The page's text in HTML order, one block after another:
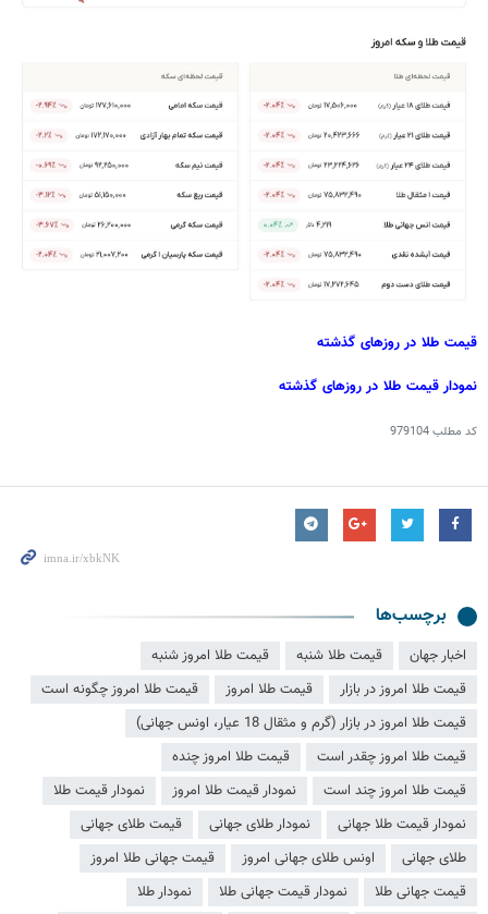
قیمت طلا در روزهای گذشته
نمودار قیمت طلا در روزهای گذشته
کد مطلب979104
برچسب‌ها
اخبار جهان قیمت طلا شنبه
قیمت طلا امروز شنبه
قیمت طلا امروز در بازار
قیمت طلا امروز
قیمت طلا امروز چگونه است
قیمت طلا امروز در بازار (گرم و مثقال 18 عیار، اونس جهانی)
قیمت طلا امروز چقدر است
قیمت طلا امروز چنده
قیمت طلا امروز چند است
نمودار قیمت طلا امروز
نمودار قیمت طلا
نمودار قیمت طلا جهانی
نمودار طلای جهانی
قیمت طلای جهانی
طلای جهانی
اونس طلای جهانی امروز
قیمت جهانی طلا امروز
قیمت جهانی طلا
نمودار قیمت جهانی طلا
نمودار طلا